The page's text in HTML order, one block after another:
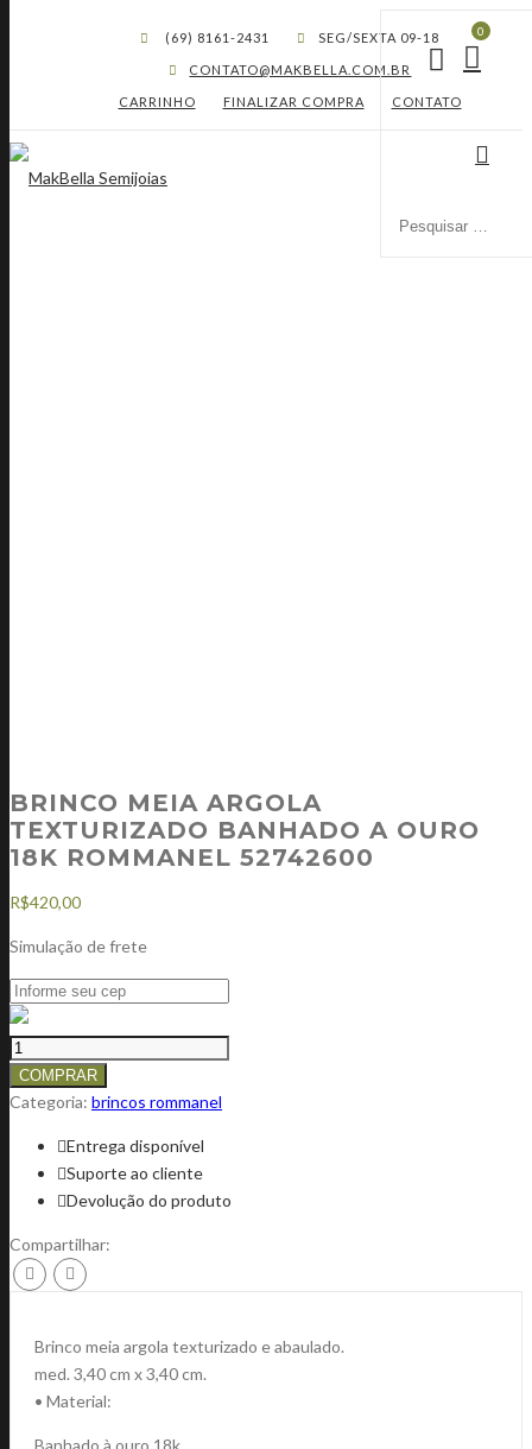
(69) 8161-2431 SEG/SEXTA 09-18
CONTATO@MAKBELLA.COM.BR
CARRINHO FINALIZAR COMPRA CONTATO
0
BRINCO MEIA ARGOLA
TEXTURIZADO BANHADO A OURO
18K ROMMANEL 52742600
R$420,00
Simulação de frete
COMPRAR
Categoria: brincos rommanel
Entrega disponível
Suporte ao cliente
Devolução do produto
Compartilhar:
Brinco meia argola texturizado e abaulado.
med. 3,40 cm x 3,40 cm.
• Material: